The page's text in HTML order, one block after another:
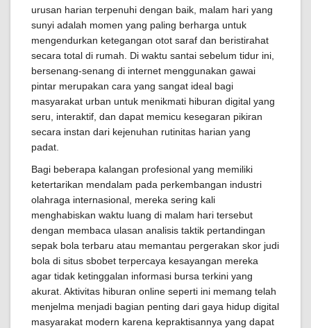
urusan harian terpenuhi dengan baik, malam hari yang
sunyi adalah momen yang paling berharga untuk
mengendurkan ketegangan otot saraf dan beristirahat
secara total di rumah. Di waktu santai sebelum tidur ini,
bersenang-senang di internet menggunakan gawai
pintar merupakan cara yang sangat ideal bagi
masyarakat urban untuk menikmati hiburan digital yang
seru, interaktif, dan dapat memicu kesegaran pikiran
secara instan dari kejenuhan rutinitas harian yang
padat.
Bagi beberapa kalangan profesional yang memiliki
ketertarikan mendalam pada perkembangan industri
olahraga internasional, mereka sering kali
menghabiskan waktu luang di malam hari tersebut
dengan membaca ulasan analisis taktik pertandingan
sepak bola terbaru atau memantau pergerakan skor judi
bola di situs sbobet terpercaya kesayangan mereka
agar tidak ketinggalan informasi bursa terkini yang
akurat. Aktivitas hiburan online seperti ini memang telah
menjelma menjadi bagian penting dari gaya hidup digital
masyarakat modern karena kepraktisannya yang dapat